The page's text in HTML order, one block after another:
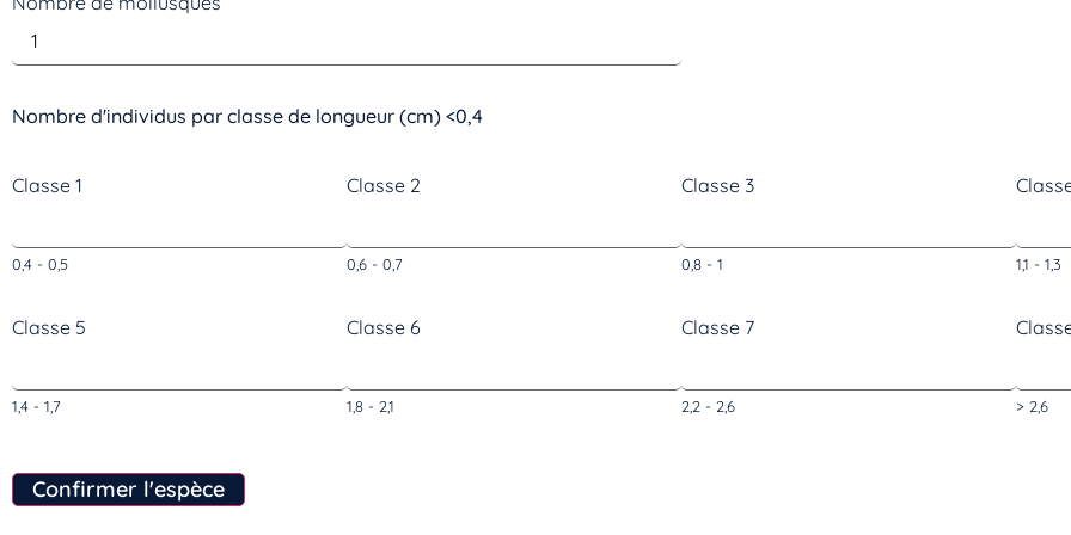
Nombre d'individus par classe de longueur (cm) <0,4
Classe 1
0,4 - 0,5
Classe 5
1,4 - 1,7
Classe 2
0,6 - 0,7
Classe 6
1,8 - 2,1
Classe 3
0,8 - 1
Classe 7
2,2 - 2,6
1,1 - 1,3
> 2,6
Confirmer l'espèce